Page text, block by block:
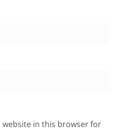
website in this browser for